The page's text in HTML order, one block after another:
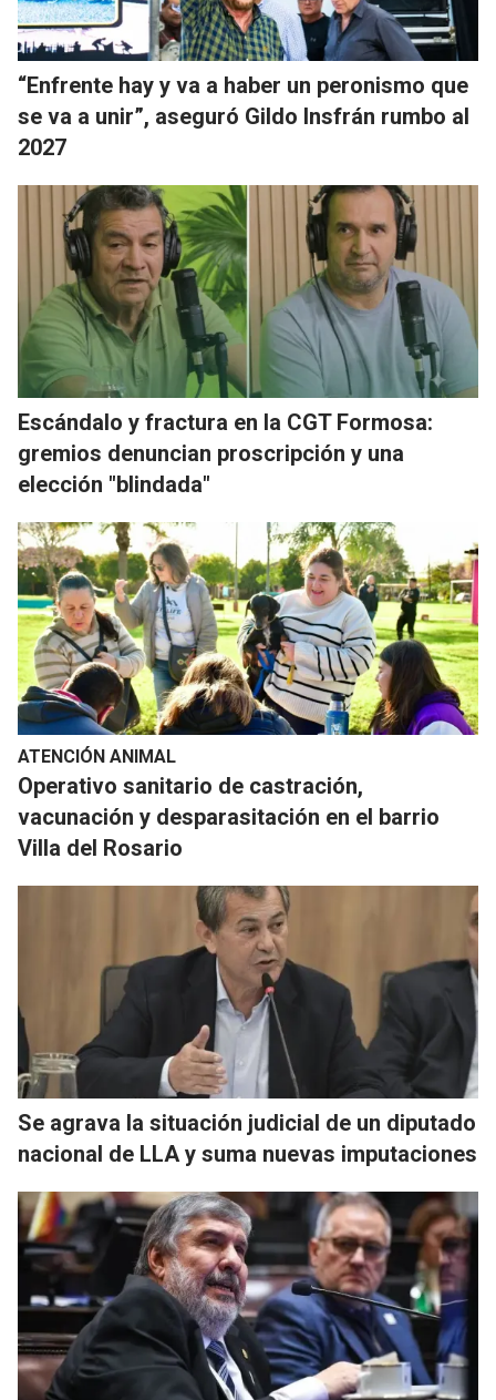
“Enfrente hay y va a haber un peronismo que
se va a unir”, aseguró Gildo Insfrán rumbo al
2027
Escándalo y fractura en la CGT Formosa:
gremios denuncian proscripción y una
elección "blindada"
ATENCIÓN ANIMAL
Operativo sanitario de castración,
vacunación y desparasitación en el barrio
Villa del Rosario
Se agrava la situación judicial de un diputado
nacional de LLA y suma nuevas imputaciones